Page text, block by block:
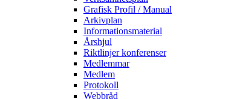
Grafisk Profil / Manual
Arkivplan
Informationsmaterial
Årshjul
Riktlinjer konferenser
Medlemmar
Medlem
Protokoll
Webbråd